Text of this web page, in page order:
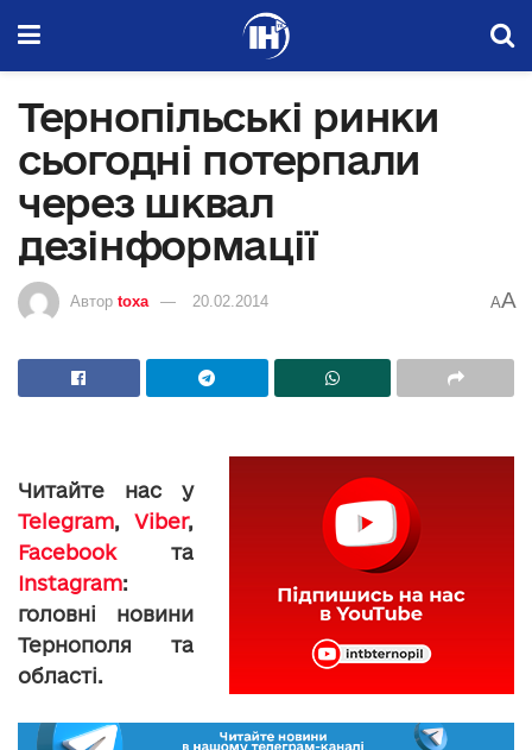
Тернопільські ринки
сьогодні потерпали
через шквал
дезінформації
Автор toxa 20.02.2014 AA
Читайте нас у
Telegram, Viber,
Facebookта
Instagram:
головні новини
Тернополя та
області.